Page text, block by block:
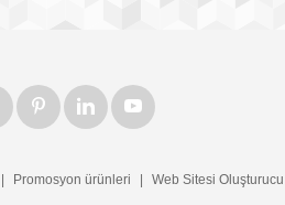
Promosyon ürünleri Web Sitesi Oluşturucu